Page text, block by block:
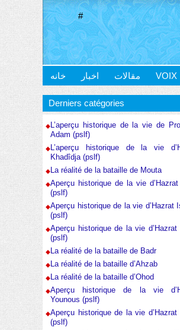
#
خانه اخبار مقالات VOIX
Derniers catégories
L’aperçu historique de la vie de
Adam (pslf)
L’aperçu historique de la vie
Khadîdja (pslf)
La réalité de la bataille de Mouta
Aperçu historique de la vie
(pslf)
Aperçu historique de la vie d’Hazrat
(pslf)
Aperçu historique de la vie d’Hazrat
(pslf)
La réalité de la bataille de Badr
La réalité de la bataille d’Ahzab
La réalité de la bataille d’Ohod
Aperçu historique de la vie
Younous (pslf)
Aperçu historique de la vie d’Hazrat
(pslf)